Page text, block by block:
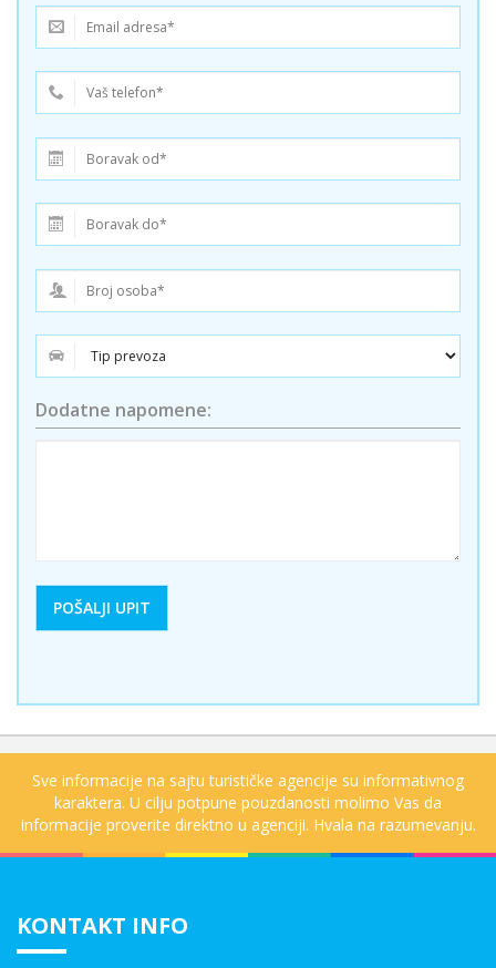
Dodatne napomene:
Sve informacije na sajtu turističke agencije su informativnog
karaktera. U cilju potpune pouzdanosti molimo Vas da
informacije proverite direktno u agenciji. Hvala na razumevanju.
KONTAKT INFO